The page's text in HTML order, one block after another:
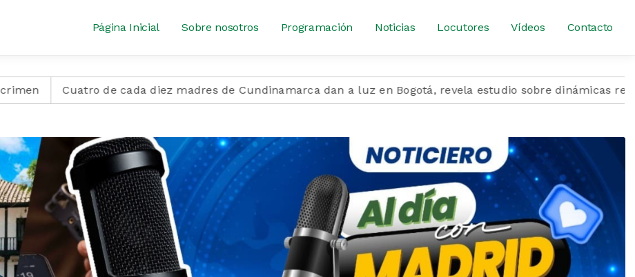
Página Inicial Sobre nosotros Programación Noticias Locutores Vídeos Contacto
Cuatro de cada diez madres de Cundinamarca dan a luz en Bogotá, revela estudio sobre dinámicas regionales